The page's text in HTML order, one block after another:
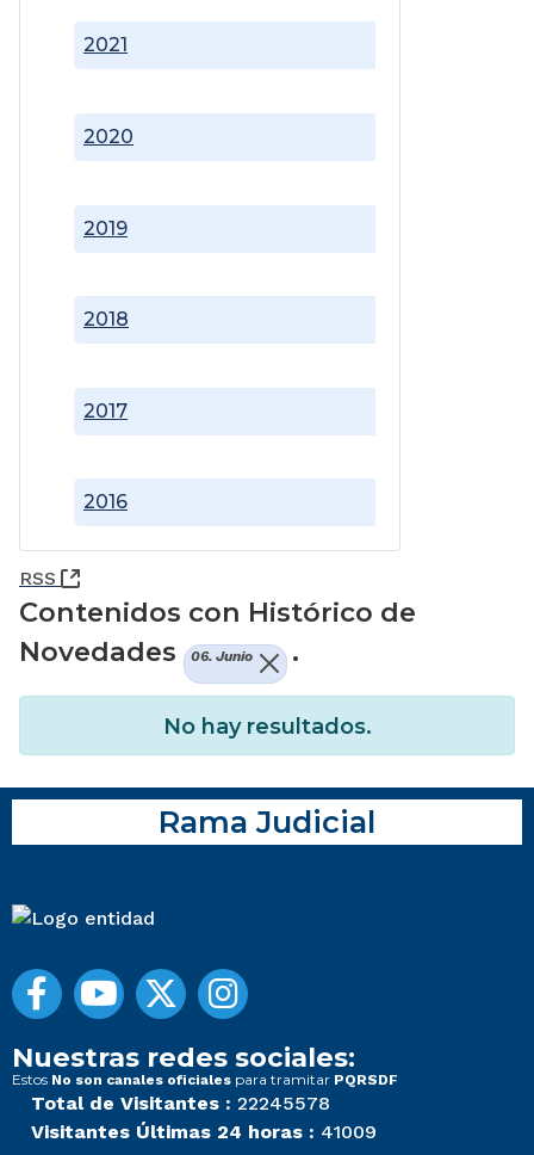
2016
2017
2018
2019
2020
2021
RSS (Abre una nueva ventana)
Contenidos con Histórico de
Novedades
06. Junio .
No hay resultados.
Rama Judicial
Nuestras redes sociales:
Estos No son canales oficiales para tramitar PQRSDF
Total de Visitantes : 22245578
Visitantes Últimas 24 horas : 41009